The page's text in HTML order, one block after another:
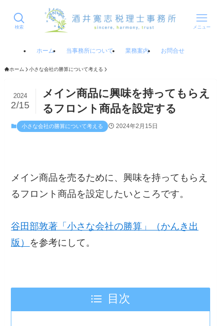
検索 メニュー
ホーム 当事務所について 業務案内 お問合せ
ホーム 小さな会社の勝算について考える
メイン商品に興味を持ってもらえ
るフロント商品を設定する
2024
2/15
小さな会社の勝算について考える 2024年2月15日
メイン商品を売るために、興味を持ってもらえ
るフロント商品を設定したいところです。
谷田部敦著「小さな会社の勝算」（かんき出
版） を参考にして。
目次